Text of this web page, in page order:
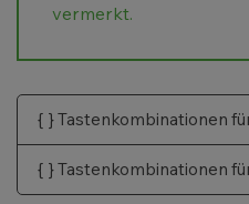
vermerkt.
{ } Tastenkombinationen
{ } Tastenkombinationen